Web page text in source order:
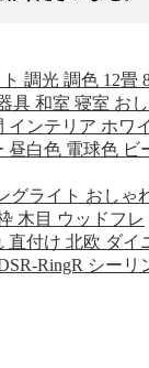
調光 調色 12畳
具 和室 寝室 おし
インテリア ホワ
昼白色 電球色 ビ
グライト おしゃ
木目 ウッドフレ
直付け 北欧 ダイ
RingR シーリ